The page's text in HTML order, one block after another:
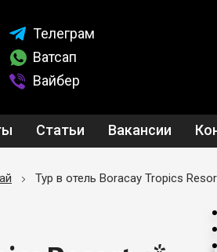
Телеграм
Ватсап
Вайбер
Статьи Вакансии
Тур в отель Boracay Tropics